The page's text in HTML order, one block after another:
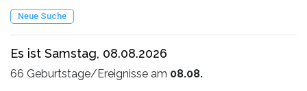
Neue Suche
Es ist Samstag, 08.08.2026
66 Geburtstage/Ereignisse am 08.08.